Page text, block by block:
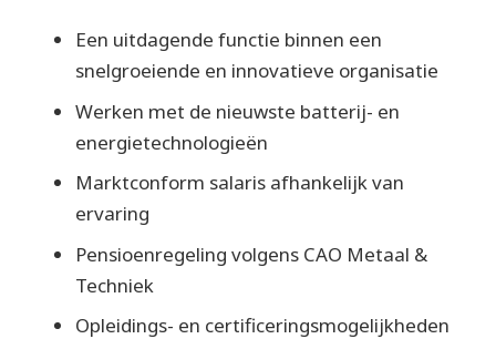
Een uitdagende functie binnen een
snelgroeiende en innovatieve organisatie
Werken met de nieuwste batterij- en
energietechnologieën
Marktconform salaris afhankelijk van
ervaring
Pensioenregeling volgens CAO Metaal &
Techniek
Opleidings- en certificeringsmogelijkheden